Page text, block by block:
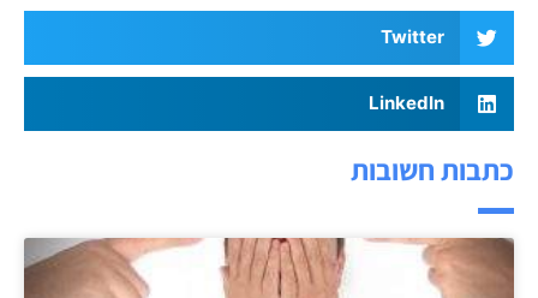
Twitter
LinkedIn
כתבות חשובות